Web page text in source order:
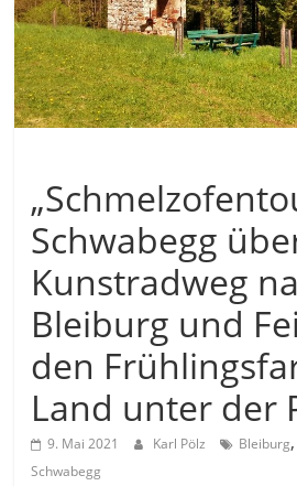
Schwabegg
Kunstradweg
Bleiburg und
den
Land unter der
9. Mai 2021 Karl Pölz Bleiburg,
Schwabegg